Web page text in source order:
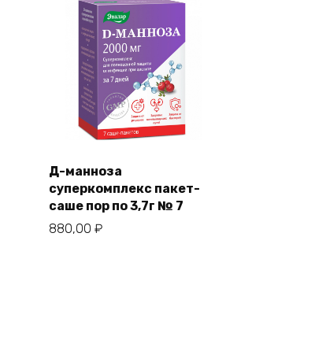
Д-манноза
суперкомплекс пакет-
саше пор по 3,7г № 7
880,00 ₽